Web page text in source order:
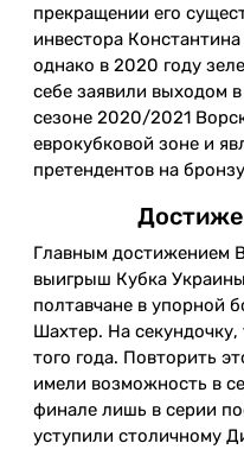
прекращении его
инвестора
однако в 2020 году
себе заявили выходом
сезоне 2020/2021
еврокубковой зоне и
претендентов на
Главным достижением
выигрыш Кубка
полтавчане в упорной
Шахтер. На
того года. Повторить
имели возможность в
финале лишь в серии
уступили столичному